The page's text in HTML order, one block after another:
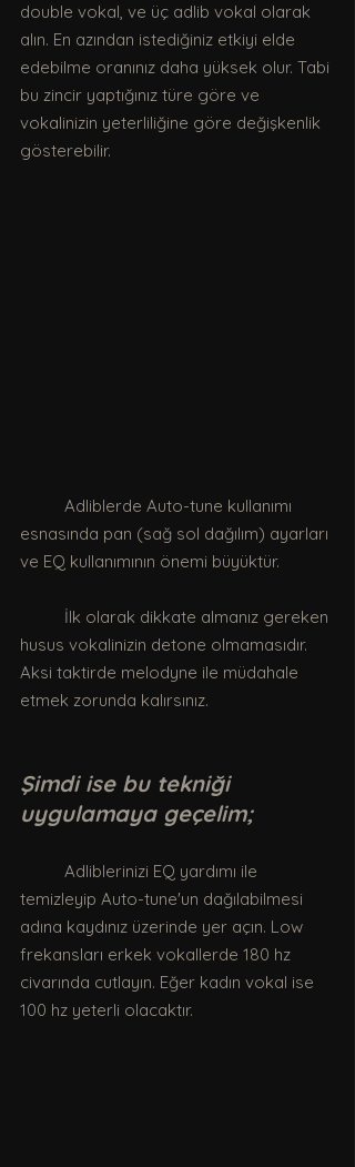
double vokal, ve üç adlib vokal olarak
alın. En azından istediğiniz etkiyi elde
edebilme oranınız daha yüksek olur. Tabi
bu zincir yaptığınız türe göre ve
vokalinizin yeterliliğine göre değişkenlik
gösterebilir.
esnasında pan (sağ sol dağılım) ayarları
ve EQ kullanımının önemi büyüktür.
husus vokalinizin detone olmamasıdır.
Aksi taktirde melodyne ile müdahale
etmek zorunda kalırsınız.
Şimdi ise bu tekniği
uygulamaya geçelim;
temizleyip Auto-tune'un dağılabilmesi
adına kaydınız üzerinde yer açın. Low
frekansları erkek vokallerde 180 hz
civarında cutlayın. Eğer kadın vokal ise
100 hz yeterli olacaktır.